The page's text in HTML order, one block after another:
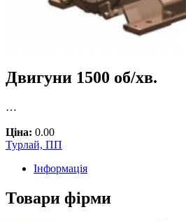
Двигуни 1500 об/хв.
…
Ціна: 0.00
Турлай, ПП
Інформація
Товари фірми